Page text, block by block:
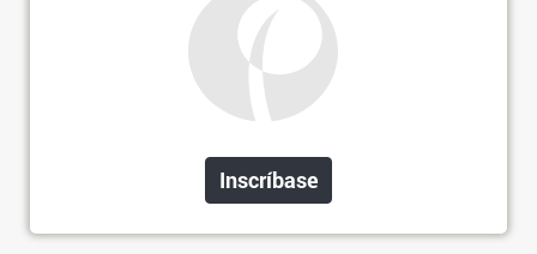
Inscríbase